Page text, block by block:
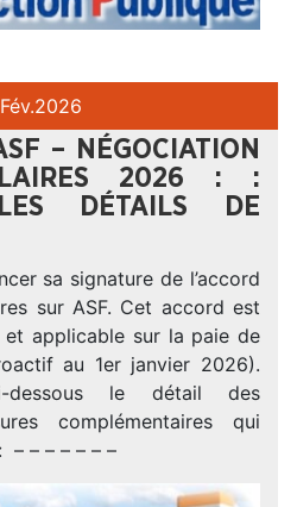
Fév.2026
– NÉGOCIATION
2026 : :
DÉTAILS DE
sa signature de l’accord
sur ASF. Cet accord est
et applicable sur la paie de
au 1er janvier 2026).
dessous le détail des
complémentaires qui
– – – – – –